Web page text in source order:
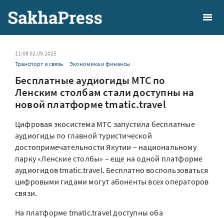
11:08 02.09.2025
Транспорт и связь
Экономика и финансы
Бесплатные аудиогиды МТС по
Ленским столбам стали доступны на
новой платформе tmatic.travel
Цифровая экосистема МТС запустила бесплатные
аудиогиды по главной туристической
достопримечательности Якутии – национальному
парку «Ленские столбы» – еще на одной платформе
аудиогидов tmatic.travel. Бесплатно воспользоваться
цифровыми гидами могут абоненты всех операторов
связи.
На платформе tmatic.travel доступны оба